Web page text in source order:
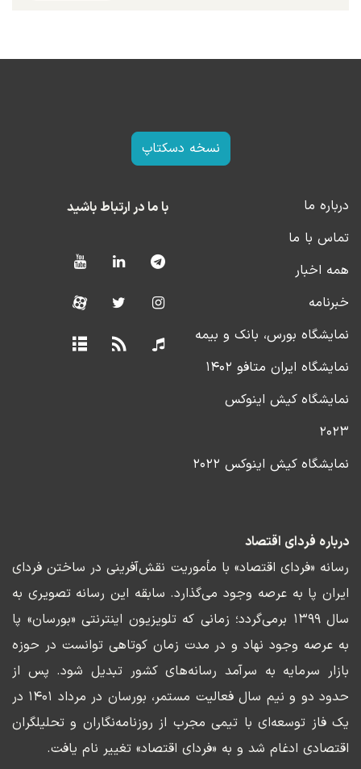
نسخه دسکتاپ
درباره ما
تماس با ما
همه اخبار
خبرنامه
نمایشگاه بورس، بانک و بیمه
نمایشگاه ایران متافو ۱۴۰۲
نمایشگاه کیش اینوکس
۲۰۲۳
نمایشگاه کیش اینوکس ۲۰۲۲
با ما در ارتباط باشید
درباره فردای اقتصاد
رسانه «فردای اقتصاد» با مأموریت نقش‌آفرینی در ساختن فردای
ایران پا به عرصه وجود می‌گذارد. سابقه این رسانه تصویری به
سال ۱۳۹۹ برمی‌گردد؛ زمانی که تلویزیون اینترنتی «بورسان» پا
به عرصه وجود نهاد و در مدت زمان کوتاهی توانست در حوزه
بازار سرمایه به سرآمد رسانه‌های کشور تبدیل شود. پس از
حدود دو و نیم سال فعالیت مستمر، بورسان در مرداد ۱۴۰۱ در
یک فاز توسعه‌ای با تیمی مجرب از روزنامه‌نگاران و تحلیلگران
اقتصادی ادغام شد و به «فردای اقتصاد» تغییر نام یافت.